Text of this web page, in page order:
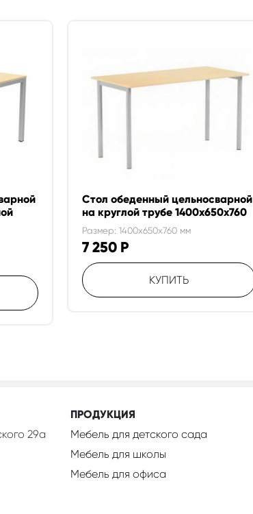
Стол обеденный цельносварной
на круглой трубе 1400х650х760
Размер: 1400x650x760 мм
7 250 Р
КУПИТЬ
29а
ПРОДУКЦИЯ
Мебель для детского сада
Мебель для школы
Мебель для офиса